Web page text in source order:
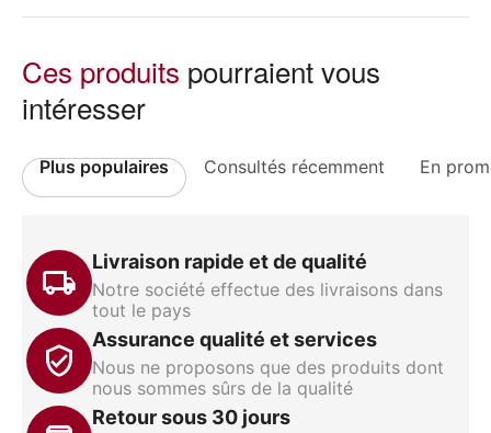
Ces produits pourraient vous
intéresser
Plus populaires Consultés récemment En
Livraison rapide et de qualité
Notre société effectue des livraisons dans
tout le pays
Assurance qualité et services
Nous ne proposons que des produits dont
nous sommes sûrs de la qualité
Retour sous 30 jours